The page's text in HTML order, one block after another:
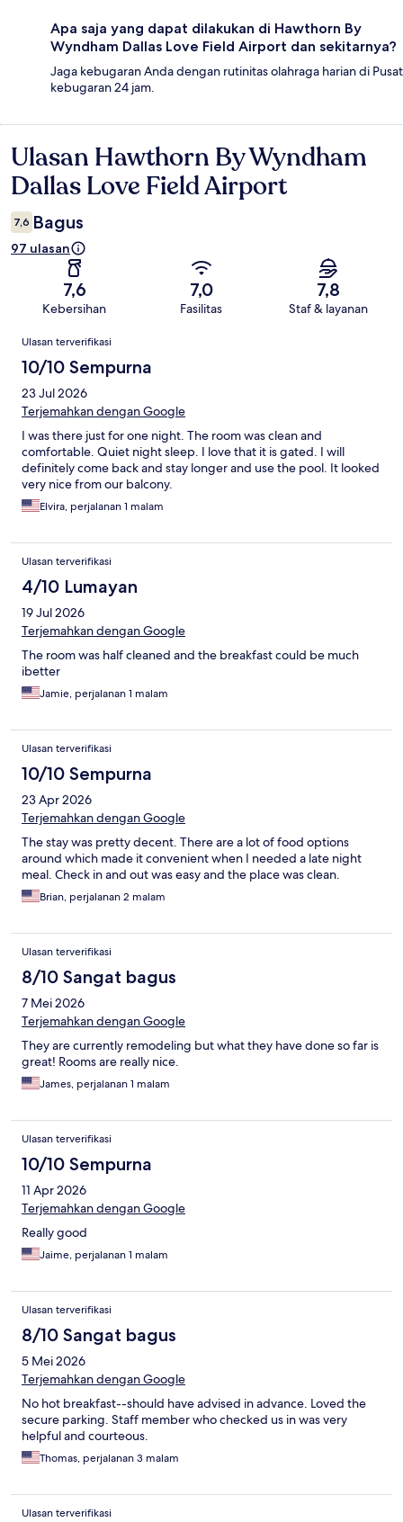
Apa saja yang dapat dilakukan di Hawthorn By
Wyndham Dallas Love Field Airport dan sekitarnya?
Jaga kebugaran Anda dengan rutinitas olahraga harian di Pusat
kebugaran 24 jam.
Ulasan
Ulasan Hawthorn By Wyndham
Dallas Love Field Airport
7,6 Bagus
97 ulasan
7,6
Kebersihan
7,0
Fasilitas
7,8
Staf & layanan
Ulasan
Ulasan terverifikasi
10/10 Sempurna
23 Jul 2026
Terjemahkan dengan Google
I was there just for one night. The room was clean and
comfortable. Quiet night sleep. I love that it is gated. I will
definitely come back and stay longer and use the pool. It looked
very nice from our balcony.
Elvira, perjalanan 1 malam
Ulasan terverifikasi
4/10 Lumayan
19 Jul 2026
Terjemahkan dengan Google
The room was half cleaned and the breakfast could be much
ibetter
Jamie, perjalanan 1 malam
Ulasan terverifikasi
10/10 Sempurna
23 Apr 2026
Terjemahkan dengan Google
The stay was pretty decent. There are a lot of food options
around which made it convenient when I needed a late night
meal. Check in and out was easy and the place was clean.
Brian, perjalanan 2 malam
Ulasan terverifikasi
8/10 Sangat bagus
7 Mei 2026
Terjemahkan dengan Google
They are currently remodeling but what they have done so far is
great! Rooms are really nice.
James, perjalanan 1 malam
Ulasan terverifikasi
10/10 Sempurna
11 Apr 2026
Terjemahkan dengan Google
Really good
Jaime, perjalanan 1 malam
Ulasan terverifikasi
8/10 Sangat bagus
5 Mei 2026
Terjemahkan dengan Google
No hot breakfast--should have advised in advance. Loved the
secure parking. Staff member who checked us in was very
helpful and courteous.
Thomas, perjalanan 3 malam
Ulasan terverifikasi